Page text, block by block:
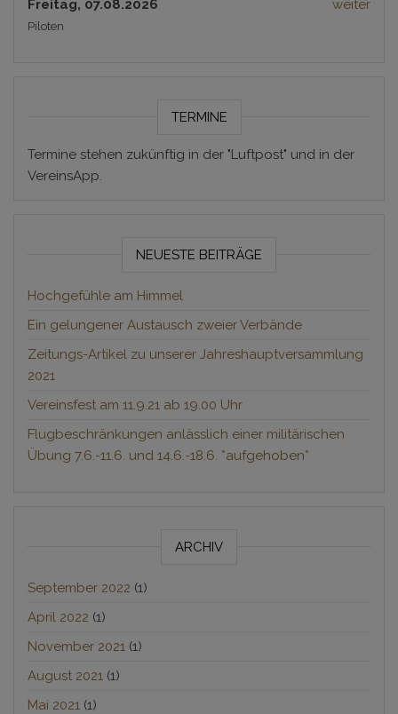
Freitag, 07.08.2026 weiter
Piloten
TERMINE
Termine stehen zukünftig in der "Luftpost" und in der
VereinsApp.
NEUESTE BEITRÄGE
Hochgefühle am Himmel
Ein gelungener Austausch zweier Verbände
Zeitungs-Artikel zu unserer Jahreshauptversammlung
2021
Vereinsfest am 11.9.21 ab 19.00 Uhr
Flugbeschränkungen anlässlich einer militärischen
Übung 7.6.-11.6. und 14.6.-18.6. *aufgehoben*
ARCHIV
September 2022 (1)
April 2022 (1)
November 2021 (1)
August 2021 (1)
Mai 2021 (1)